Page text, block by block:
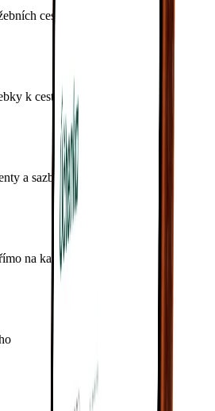
cest
k cesťáku
a sazby přímo v aplikaci
na kartu